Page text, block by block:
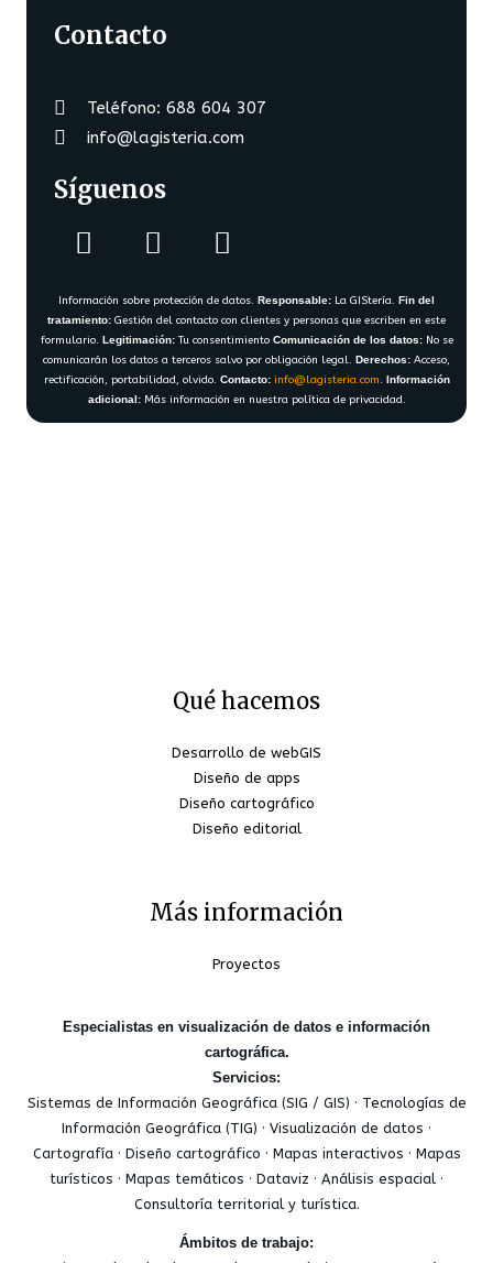
Contacto
Teléfono: 688 604 307
info@lagisteria.com
Síguenos
Información sobre protección de datos. Responsable: La GIStería. Fin del
tratamiento: Gestión del contacto con clientes y personas que escriben en este
formulario. Legitimación:Tu consentimiento Comunicación de los datos:No se
comunicarán los datos a terceros salvo por obligación legal. Derechos: Acceso,
rectificación, portabilidad, olvido. Contacto: info@lagisteria.com. Información
adicional:Más información en nuestra política de privacidad.
Qué hacemos
Desarrollo de webGIS
Diseño de apps
Diseño cartográfico
Diseño editorial
Más información
Proyectos
Especialistas en visualización de datos e información
cartográfica.
Servicios:
Sistemas de Información Geográfica (SIG / GIS) · Tecnologías de
Información Geográfica (TIG) · Visualización de datos ·
Cartografía · Diseño cartográfico · Mapas interactivos · Mapas
turísticos · Mapas temáticos · Dataviz · Análisis espacial ·
Consultoría territorial y turística.
Ámbitos de trabajo: